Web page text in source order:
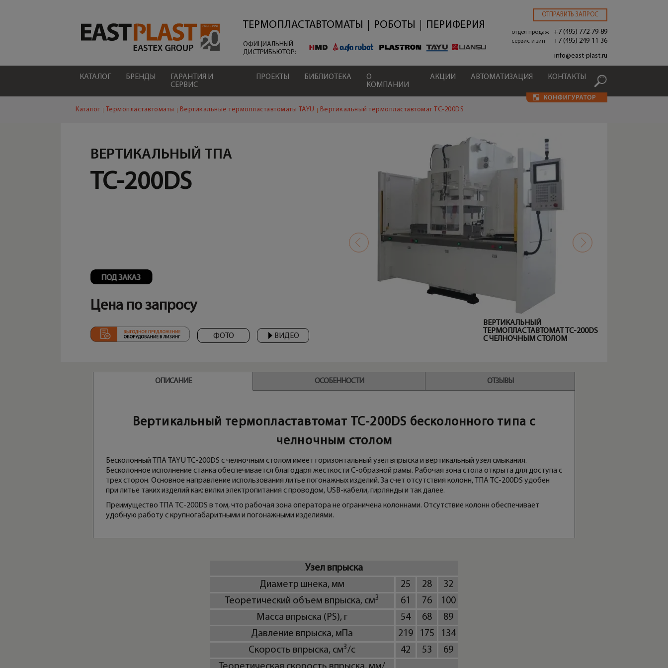
содержанию
ТЕРМОПЛАСТАВТОМАТЫ РОБОТЫ ПЕРИФЕРИЯ
ОФИЦИАЛЬНЫЙ
ДИСТРИБЬЮТОР:
ОТПРАВИТЬ ЗАПРОС
отдел продаж +7 (495) 772-79-89
сервис и зип
+7 (495) 249-11-36
info@east-plast.ru
КАТАЛОГ БРЕНДЫ
ГАРАНТИЯ И
СЕРВИС
ПРОЕКТЫ БИБЛИОТЕКА
О
КОМПАНИИ
АКЦИИ АВТОМАТИЗАЦИЯ КОНТАКТЫ
Каталог Термопластавтоматы Вертикальные термопластавтоматы TAYU Вертикальный термопластавтомат TC-200DS
ВЕРТИКАЛЬНЫЙ ТПА
TC-200DS
Цена по запросу
ФОТО ВИДЕО
ВЕРТИКАЛЬНЫЙ
ТЕРМОПЛАСТАВТОМАТ TC-200DS
С ЧЕЛНОЧНЫМ СТОЛОМ
ОПИСАНИЕ ОСОБЕННОСТИ ОТЗЫВЫ
Вертикальный термопластавтомат TC-200DS бесколонного типа с
челночным столом
Бесколонный ТПА TAYU TC-200DS с челночным столом имеет горизонтальный узел впрыска и вертикальный узел смыкания.
Бесколонное исполнение станка обеспечивается благодаря жесткости C-образной рамы. Рабочая зона стола открыта для доступа с
трех сторон. Основное направление использования литье погонажных изделий. За счет отсутствия колонн, ТПА TC-200DS удобен
при литье таких изделий как: вилки электропитания с проводом, USB-кабели, гирлянды и так далее.
Преимущество ТПА TC-200DS в том, что рабочая зона оператора не ограничена колоннами. Отсутствие колонн обеспечивает
удобную работу с крупногабаритными и погонажными изделиями.
Узел впрыска
Диаметр шнека, мм
25 28
32
Теоретический объем впрыска, см3 61 76
100
Масса впрыска (PS), г
54 68
89
Давление впрыска, мПа
219 175
134
Скорость впрыска, см3/с 42 53
69